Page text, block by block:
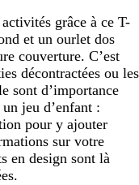
grâce à ce T-
et un ourlet dos
couverture. C’est
décontractées ou les
sont d’importance
jeu d’enfant :
pour y ajouter
sur votre
en design sont là